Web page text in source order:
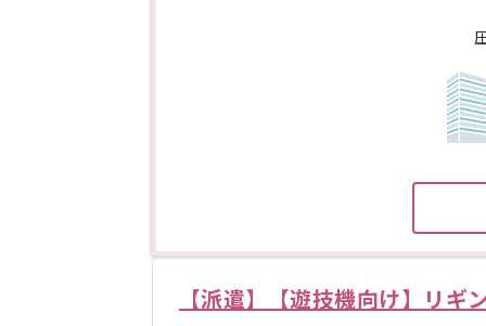
【派遣】【遊技機向け】リギ